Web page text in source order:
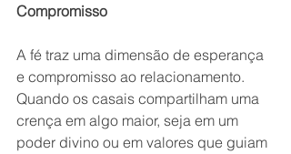
Compromisso
A fé traz uma dimensão de esperança
e compromisso ao relacionamento.
Quando os casais compartilham uma
crença em algo maior, seja em um
poder divino ou em valores que guiam